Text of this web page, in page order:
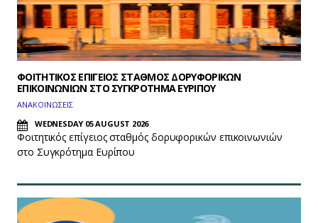
ΦΟΙΤΗΤΙΚΟΣ ΕΠΙΓΕΙΟΣ ΣΤΑΘΜΟΣ ΔΟΡΥΦΟΡΙΚΩΝ
ΕΠΙΚΟΙΝΩΝΙΩΝ ΣΤΟ ΣΥΓΚΡΟΤΗΜΑ ΕΥΡΙΠΟΥ
ΑΝΑΚΟΙΝΩΣΕΙΣ
WEDNESDAY 05 AUGUST 2026
Φοιτητικός επίγειος σταθμός δορυφορικών επικοινωνιών
στο Συγκρότημα Ευρίπου